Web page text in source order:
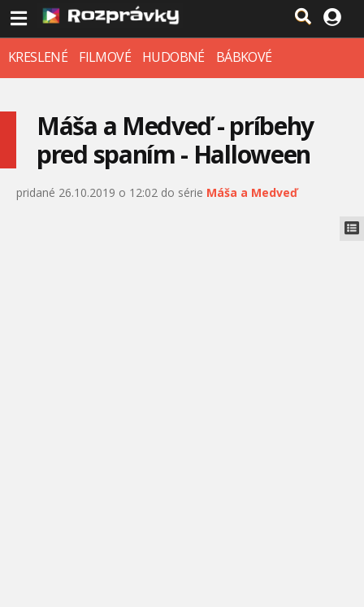
KRESLENÉ FILMOVÉ HUDOBNÉ BÁBKOVÉ
Máša a Medveď - príbehy
pred spaním - Halloween
pridané 26.10.2019 o 12:02 do série Máša a Medveď